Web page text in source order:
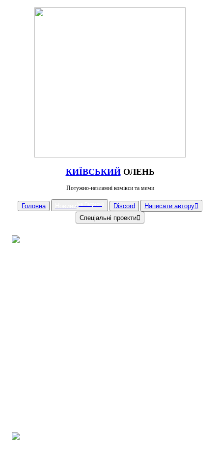
КИЇВСЬКИЙОЛЕНЬ
Потужно-незламні комікси та меми
Головна Discord
Написати автору︎
Спеціальні проекти︎